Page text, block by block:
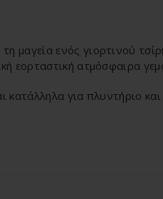
τη μαγεία ενός γιορτινού
εορταστική ατμόσφαιρα
κατάλληλα για πλυντήριο